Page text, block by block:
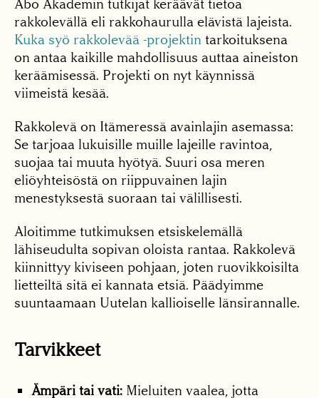
Åbo Akademin tutkijat keräävät tietoa
rakkolevällä eli rakkohaurulla elävistä lajeista.
Kuka syö rakkolevää -projektin tarkoituksena
on antaa kaikille mahdollisuus auttaa aineiston
keräämisessä. Projekti on nyt käynnissä
viimeistä kesää.
Rakkolevä on Itämeressä avainlajin asemassa:
Se tarjoaa lukuisille muille lajeille ravintoa,
suojaa tai muuta hyötyä. Suuri osa meren
eliöyhteisöstä on riippuvainen lajin
menestyksestä suoraan tai välillisesti.
Aloitimme tutkimuksen etsiskelemällä
lähiseudulta sopivan oloista rantaa. Rakkolevä
kiinnittyy kiviseen pohjaan, joten ruovikkoisilta
lietteiltä sitä ei kannata etsiä. Päädyimme
suuntaamaan Uutelan kallioiselle länsirannalle.
Tarvikkeet
Ämpäri tai vati: Mieluiten vaalea, jotta